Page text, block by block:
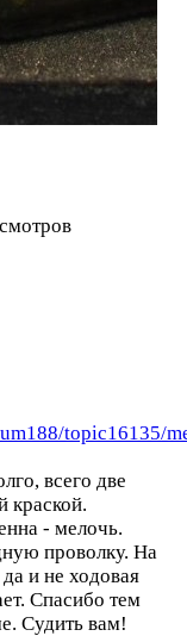
topic16135/
всего две
краской.
- мелочь.
проволку. На
и не ходовая
Спасибо тем
Судить вам!